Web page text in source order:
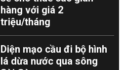
hàng với giá 2
triệu/tháng
Diện mạo cầu đi bộ hình
lá dừa nước qua sông